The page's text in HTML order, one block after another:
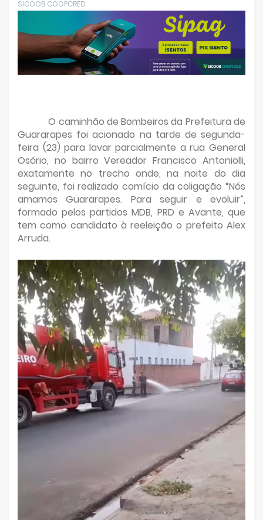
SICOOB COOPCRED
O caminhão de Bombeiros da Prefeitura de
Guararapes foi acionado na tarde de segunda-
feira (23) para lavar parcialmente a rua General
Osório, no bairro Vereador Francisco Antoniolli,
exatamente no trecho onde, na noite do dia
seguinte, foi realizado comício da coligação “Nós
amamos Guararapes. Para seguir e evoluir”,
formado pelos partidos MDB, PRD e Avante, que
tem como candidato à reeleição o prefeito Alex
Arruda.